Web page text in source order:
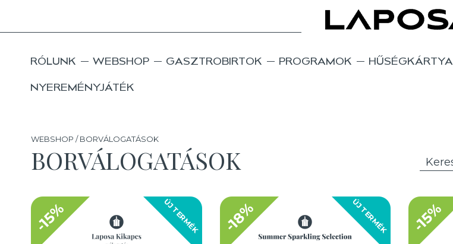
RÓLUNK WEBSHOP GASZTROBIRTOK PROGRAMOK HŰSÉGKÁRTYA
NYEREMÉNYJÁTÉK
WEBSHOP / BORVÁLOGATÁSOK
BORVÁLOGATÁSOK
ÚJ TERMÉK
-15% ÚJ TERMÉK
-18% -15%